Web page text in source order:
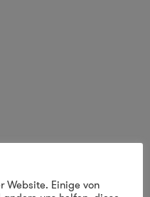
Gründer und
– Agentur für
Website. Einige von